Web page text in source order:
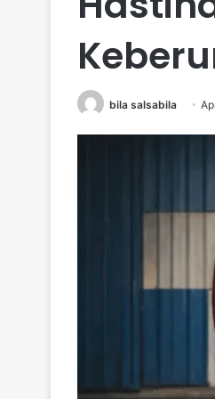
bila salsabila